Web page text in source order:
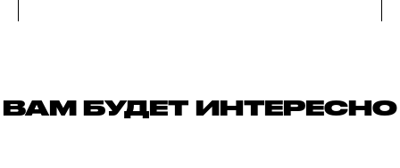
ВАМ БУДЕТ ИНТЕРЕСНО